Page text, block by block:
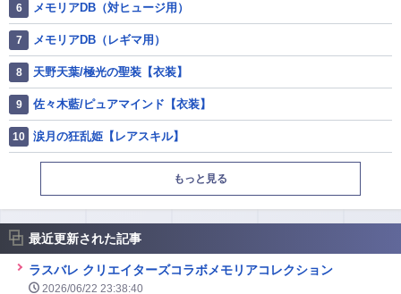
メモリアDB（対ヒュージ用）
メモリアDB（レギマ用）
天野天葉/極光の聖装【衣装】
佐々木藍/ピュアマインド【衣装】
涙月の狂乱姫【レアスキル】
もっと見る
最近更新された記事
ラスバレ クリエイターズコラボメモリアコレクション
2026/06/22 23:38:40